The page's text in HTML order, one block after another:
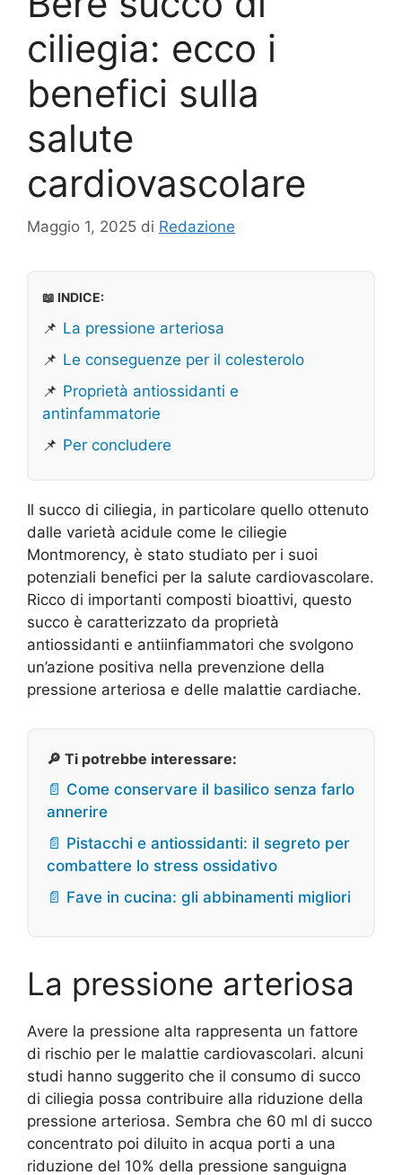
ciliegia: ecco i
benefici sulla
salute
cardiovascolare
Maggio 1, 2025 di Redazione
📖 INDICE:
📌 La pressione arteriosa
📌 Le conseguenze per il colesterolo
📌 Proprietà antiossidanti e
antinfammatorie
📌 Per concludere
Il succo di ciliegia, in particolare quello ottenuto
dalle varietà acidule come le ciliegie
Montmorency, è stato studiato per i suoi
potenziali benefici per la salute cardiovascolare.
Ricco di importanti composti bioattivi, questo
succo è caratterizzato da proprietà
antiossidanti e antiinfiammatori che svolgono
un’azione positiva nella prevenzione della
pressione arteriosa e delle malattie cardiache.
🔎 Ti potrebbe interessare:
📄 Come conservare il basilico senza farlo
annerire
📄 Pistacchi e antiossidanti: il segreto per
combattere lo stress ossidativo
📄 Fave in cucina: gli abbinamenti migliori
La pressione arteriosa
Avere la pressione alta rappresenta un fattore
di rischio per le malattie cardiovascolari. alcuni
studi hanno suggerito che il consumo di succo
di ciliegia possa contribuire alla riduzione della
pressione arteriosa. Sembra che 60 ml di succo
concentrato poi diluito in acqua porti a una
riduzione del 10% della pressione sanguigna